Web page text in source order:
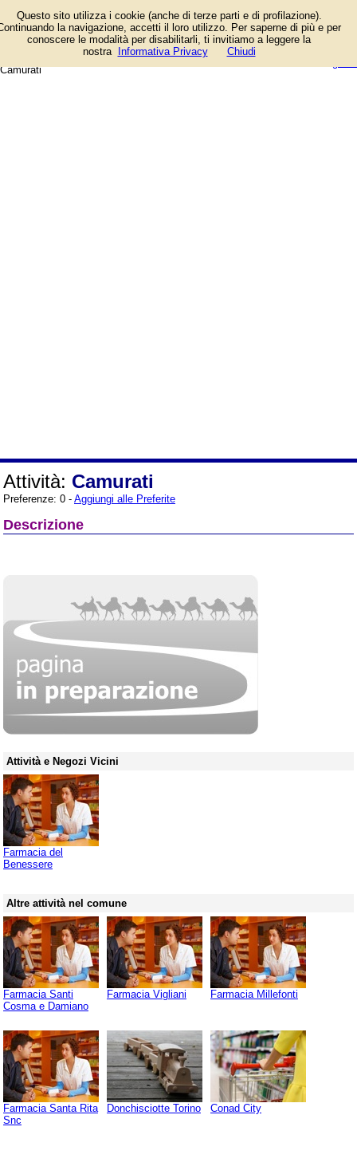
confezioni regalo per lui e per lei,
idee regalo d'effetto. Migliaia di
prodotti delle maison internazionali e
ampia scelta di trucchi e profumi.
Camurati
Attività: Camurati
Preferenze: 0 - Aggiungi alle Preferite
Descrizione
Attività e Negozi Vicini
Farmacia del
Benessere
Altre attività nel comune
Farmacia Santi
Cosma e Damiano
Farmacia Vigliani Farmacia Millefonti
Farmacia Santa Rita
Snc
Donchisciotte Torino Conad City
Questo sito utilizza i cookie (anche di terze parti e di profilazione).
la navigazione, accetti il loro utilizzo. Per saperne di più e per
conoscere le modalità per disabilitarli, ti invitiamo a leggere la
nostra
Informativa Privacy Chiudi